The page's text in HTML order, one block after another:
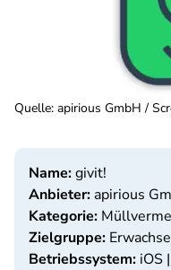
Quelle: apirious GmbH /
Name:givit!
Anbieter:apirious
Kategorie:
Zielgruppe:
Betriebssystem: iOS